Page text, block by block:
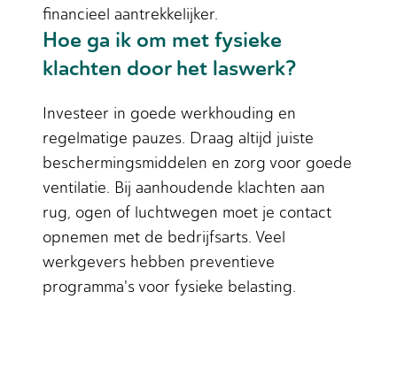
financieel aantrekkelijker.
Hoe ga ik om met fysieke
klachten door het laswerk?
Investeer in goede werkhouding en
regelmatige pauzes. Draag altijd juiste
beschermingsmiddelen en zorg voor goede
ventilatie. Bij aanhoudende klachten aan
rug, ogen of luchtwegen moet je contact
opnemen met de bedrijfsarts. Veel
werkgevers hebben preventieve
programma's voor fysieke belasting.